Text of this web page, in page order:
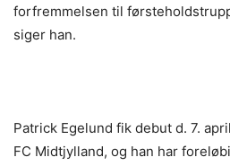
forfremmelsen til
siger han.
Patrick Egelund fik debut d. 7.
FC Midtjylland, og han har